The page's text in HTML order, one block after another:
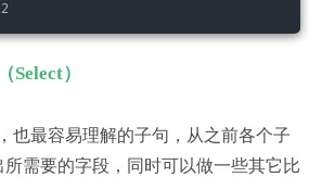
Select）
也最容易理解的子句，从之前各个子
需要的字段，同时可以做一些其它比